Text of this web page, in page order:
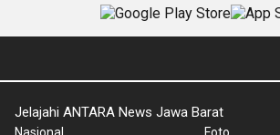
Jelajahi ANTARA News Jawa Barat